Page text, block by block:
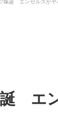
爆誕 エンゼルスがヤ
エ